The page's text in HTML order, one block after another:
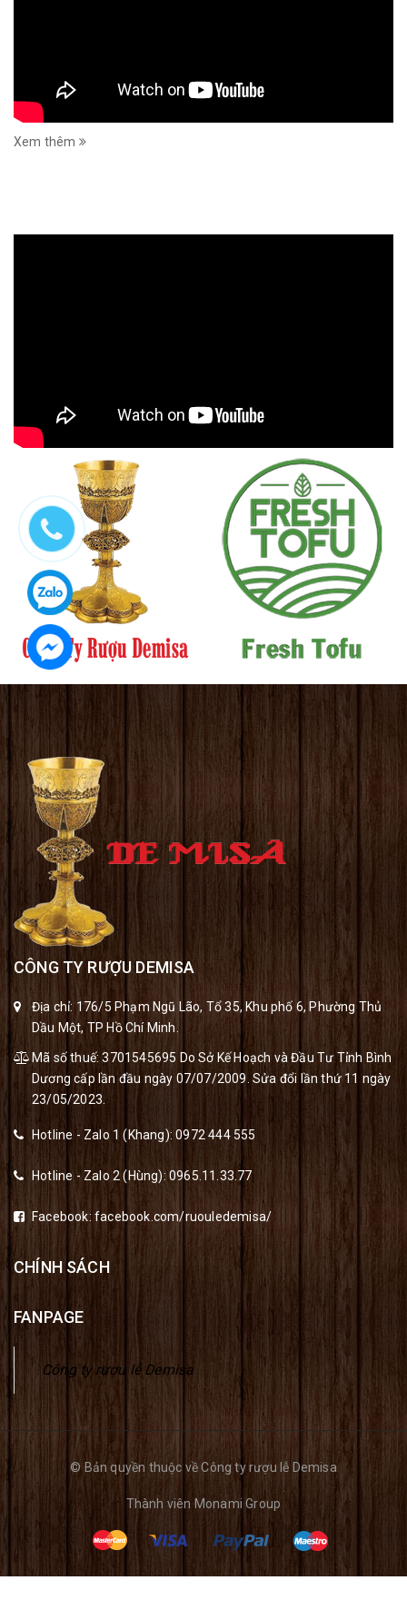
Xem thêm
CÔNG TY RƯỢU DEMISA
Địa chỉ: 176/5 Phạm Ngũ Lão, Tổ 35, Khu phố 6, Phường Thủ
Dầu Một, TP Hồ Chí Minh.
Mã số thuế: 3701545695 Do Sở Kế Hoạch và Đầu Tư Tỉnh Bình
Dương cấp lần đầu ngày 07/07/2009. Sửa đổi lần thứ 11 ngày
23/05/2023.
Hotline - Zalo 1 (Khang):0972 444 555
Hotline - Zalo 2 (Hùng): 0965.11.33.77
Facebook: facebook.com/ruouledemisa/
CHÍNH SÁCH
FANPAGE
Công ty rượu lễ Demisa
© Bản quyền thuộc về Công ty rượu lễ Demisa
Thành viên Monami Group